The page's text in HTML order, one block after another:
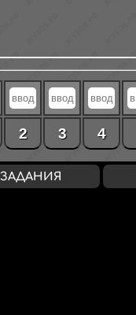
2 3 4
ЗАДАНИЯ